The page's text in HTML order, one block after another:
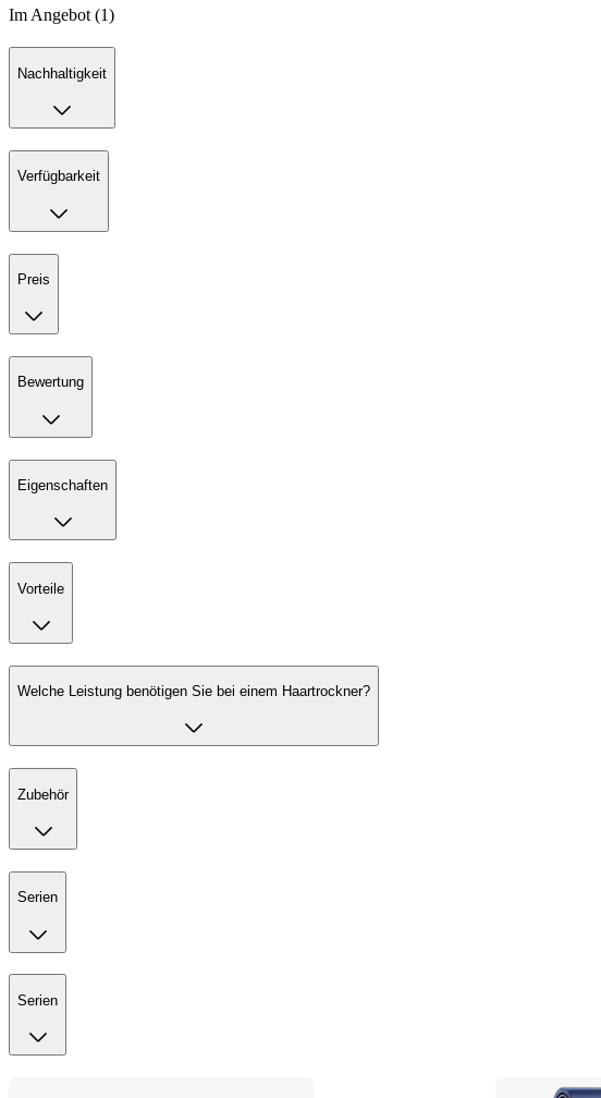
Im Angebot (1)
Nachhaltigkeit
Verfügbarkeit
Preis
Bewertung
Eigenschaften
Vorteile
Welche Leistung benötigen Sie bei einem Haartrockner?
Zubehör
Serien
Serien